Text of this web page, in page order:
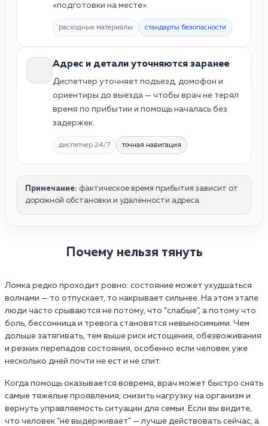
«подготовки на месте».
расходные материалы стандарты безопасности
Адрес и детали уточняются заранее
Диспетчер уточняет подъезд, домофон и
ориентиры до выезда — чтобы врач не терял
время по прибытии и помощь началась без
задержек.
диспетчер 24/7 точная навигация
Примечание: фактическое время прибытия зависит от
дорожной обстановки и удалённости адреса.
Почему нельзя тянуть
Ломка редко проходит ровно: состояние может ухудшаться
волнами — то отпускает, то накрывает сильнее. На этом этапе
люди часто срываются не потому, что “слабые”, а потому что
боль, бессонница и тревога становятся невыносимыми. Чем
дольше затягивать, тем выше риск истощения, обезвоживания
и резких перепадов состояния, особенно если человек уже
несколько дней почти не ест и не спит.
Когда помощь оказывается вовремя, врач может быстро снять
самые тяжёлые проявления, снизить нагрузку на организм и
вернуть управляемость ситуации для семьи. Если вы видите,
что человек “не выдерживает” — лучше действовать сейчас, а